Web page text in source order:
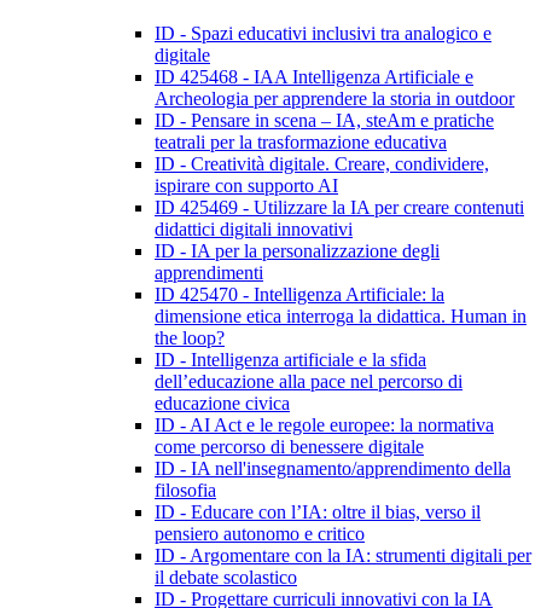
ID - Spazi educativi inclusivi tra analogico e
digitale
ID 425468 - IAA Intelligenza Artificiale e
Archeologia per apprendere la storia in outdoor
ID - Pensare in scena – IA, steAm e pratiche
teatrali per la trasformazione educativa
ID - Creatività digitale. Creare, condividere,
ispirare con supporto AI
ID 425469 - Utilizzare la IA per creare contenuti
didattici digitali innovativi
ID - IA per la personalizzazione degli
apprendimenti
ID 425470 - Intelligenza Artificiale: la
dimensione etica interroga la didattica. Human in
the loop?
ID - Intelligenza artificiale e la sfida
dell’educazione alla pace nel percorso di
educazione civica
ID - AI Act e le regole europee: la normativa
come percorso di benessere digitale
ID - IA nell'insegnamento/apprendimento della
filosofia
ID - Educare con l’IA: oltre il bias, verso il
pensiero autonomo e critico
ID - Argomentare con la IA: strumenti digitali per
il debate scolastico
ID - Progettare curriculi innovativi con la IA